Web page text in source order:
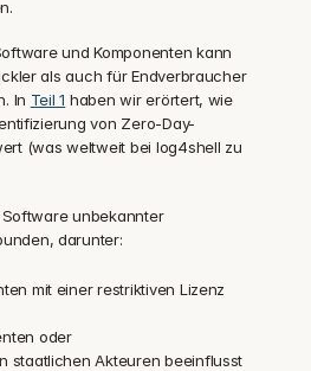
und Komponenten kann
als auch für Endverbraucher
In Teil 1 haben wir erörtert, wie
von Zero-Day-
(was weltweit bei log4shell zu
unbekannter
darunter:
mit einer restriktiven Lizenz
oder
staatlichen Akteuren beeinflusst